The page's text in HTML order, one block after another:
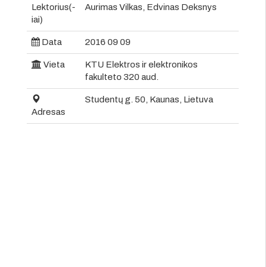
Lektorius(-
iai)
Aurimas Vilkas, Edvinas Deksnys
Data 2016 09 09
Vieta
KTU Elektros ir elektronikos
fakulteto 320 aud.
Adresas
Studentų g. 50, Kaunas, Lietuva